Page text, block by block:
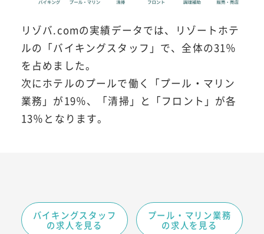
リゾバ.comの実績データでは、リゾートホテ
ルの「バイキングスタッフ」で、全体の31％
を占めました。
次にホテルのプールで働く「プール・マリン
業務」が19％、「清掃」と「フロント」が各
13％となります。
バイキングスタッフ
の求人を見る
プール・マリン業務
の求人を見る